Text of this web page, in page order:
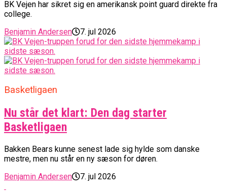
BK Vejen har sikret sig en amerikansk point guard direkte fra
college.
Benjamin Andersen
7. jul 2026
Basketligaen
Nu står det klart: Den dag starter
Basketligaen
Bakken Bears kunne senest lade sig hylde som danske
mestre, men nu står en ny sæson for døren.
Benjamin Andersen
7. jul 2026